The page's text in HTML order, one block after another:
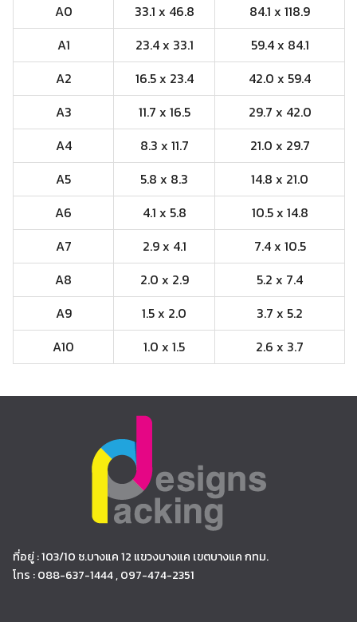
A0 33.1 x 46.8
84.1 x 118.9
A1
23.4 x 33.1
59.4 x 84.1
A2
16.5 x 23.4
42.0 x 59.4
A3
11.7 x 16.5
29.7 x 42.0
A4
8.3 x 11.7
21.0 x 29.7
A5
5.8 x 8.3
14.8 x 21.0
A6
4.1 x 5.8
10.5 x 14.8
A7
2.9 x 4.1
7.4 x 10.5
A8
2.0 x 2.9
5.2 x 7.4
A9
1.5 x 2.0
3.7 x 5.2
A10
1.0 x 1.5 2.6 x 3.7
ที่อยู่ : 103/10 ซ.บางแค 12 แขวงบางแค เขตบางแค กทม.
โทร : 088-637-1444 , 097-474-2351